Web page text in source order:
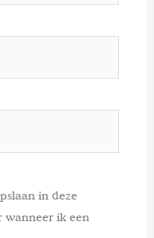
in deze
wanneer ik een